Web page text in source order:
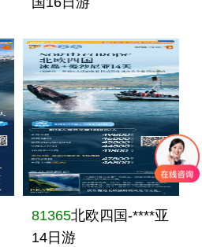
81365北欧四国-****亚
14日游